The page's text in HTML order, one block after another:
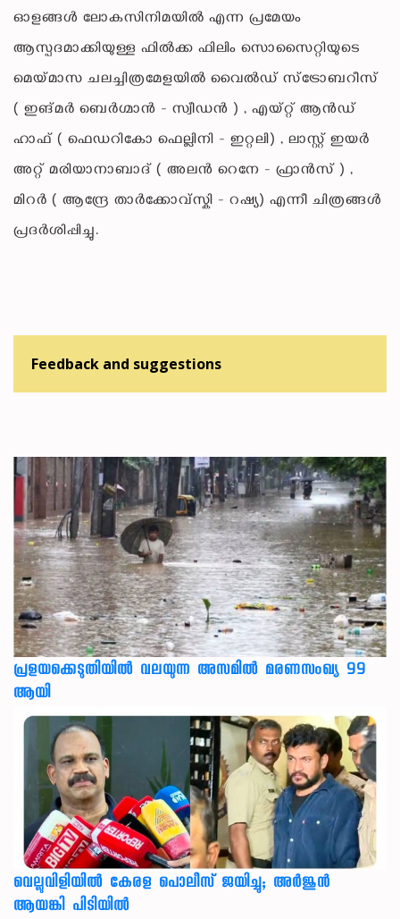
ഓളങ്ങൾ ലോകസിനിമയിൽ എന്ന പ്രമേയം
ആസ്പദമാക്കിയുള്ള ഫിൽക്ക ഫിലിം സൊസൈറ്റിയുടെ
മെയ്മാസ ചലച്ചിത്രമേളയിൽ വൈൽഡ് സ്ട്രോബറീസ്
( ഇങ്മർ ബെർഗ്മാൻ - സ്വീഡൻ ) , എയ്റ്റ് ആൻഡ്
ഹാഫ് ( ഫെഡറികോ ഫെല്ലിനി - ഇറ്റലി) , ലാസ്റ്റ് ഇയർ
അറ്റ് മരിയാനാബാദ് ( അലൻ റെനേ - ഫ്രാൻസ് ) ,
മിറർ ( ആന്ദ്രേ താർക്കോവ്സ്കി - റഷ്യ) എന്നീ ചിത്രങ്ങൾ
പ്രദർശിപ്പിച്ചു.
Feedback and suggestions
പ്രളയക്കെടുതിയില്‍ വലയുന്ന അസമില്‍ മരണസംഖ്യ 99
ആയി
വെല്ലുവിളിയിൽ കേരള പൊലീസ് ജയിച്ചു; അർജുൻ
ആയങ്കി പിടിയിൽ